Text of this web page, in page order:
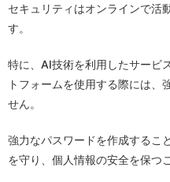
セキュリティはオンラインで活
す。
特に、AI技術を利用したサービ
トフォームを使用する際には、
せん。
強力なパスワードを作成するこ
を守り、個人情報の安全を保つ